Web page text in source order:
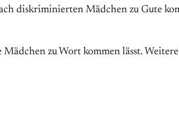
diskriminierten Mädchen zu Gute
Mädchen zu Wort kommen lässt.